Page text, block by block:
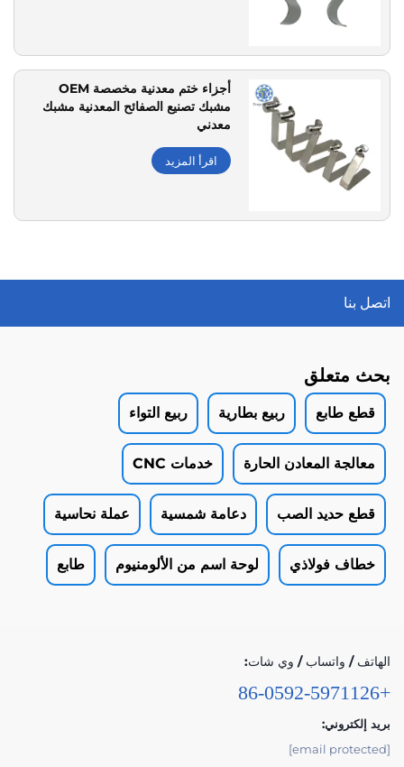
أجزاء ختم معدنية مخصصة OEM
مشبك تصنيع الصفائح المعدنية مشبك
معدني
اقرأ المزيد
اتصل بنا
بحث متعلق
قطع طابع ربيع بطارية ربيع التواء
معالجة المعادن الحارة خدمات CNC
قطع حديد الصب دعامة شمسية عملة نحاسية
خطاف فولاذي لوحة اسم من الألومنيوم طابع
الهاتف / واتساب / وي شات:
+86-0592-5971126
بريد إلكتروني:
[email protected]